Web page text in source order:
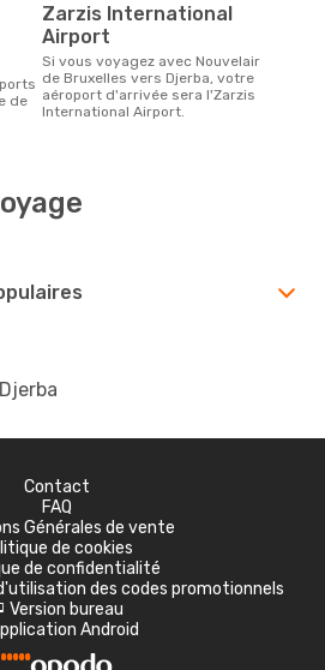
de
Zarzis International
Airport
Si vous voyagez avec Nouvelair
de Bruxelles vers Djerba, votre
aéroport d'arrivée sera l'Zarzis
International Airport.
Contact
FAQ
Générales de vente
de cookies
de confidentialité
des codes promotionnels
Version bureau
Android